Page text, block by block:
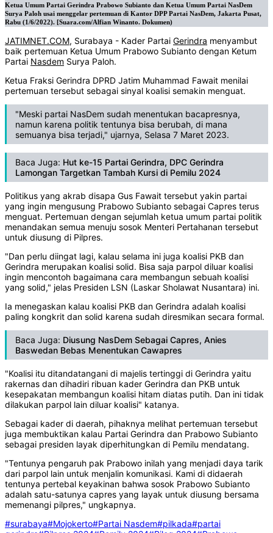
Ketua Umum Partai Gerindra Prabowo Subianto dan Ketua Umum Partai NasDem
Surya Paloh usai menggelar pertemuan di Kantor DPP Partai NasDem, Jakarta Pusat,
Rabu (1/6/2022). [Suara.com/Alfian Winanto. Dokumen)
JATIMNET.COM, Surabaya - Kader Partai Gerindra menyambut
baik pertemuan Ketua Umum Prabowo Subianto dengan Ketum
Partai Nasdem Surya Paloh.
Ketua Fraksi Gerindra DPRD Jatim Muhammad Fawait menilai
pertemuan tersebut sebagai sinyal koalisi semakin menguat.
"Meski partai NasDem sudah menentukan bacapresnya,
namun karena politik tentunya bisa berubah, di mana
semuanya bisa terjadi," ujarnya, Selasa 7 Maret 2023.
Baca Juga: Hut ke-15 Partai Gerindra, DPC Gerindra
Lamongan Targetkan Tambah Kursi di Pemilu 2024
Politikus yang akrab disapa Gus Fawait tersebut yakin partai
yang ingin mengusung Prabowo Subianto sebagai Capres terus
menguat. Pertemuan dengan sejumlah ketua umum partai politik
menandakan semua menuju sosok Menteri Pertahanan tersebut
untuk diusung di Pilpres.
"Dan perlu diingat lagi, kalau selama ini juga koalisi PKB dan
Gerindra merupakan koalisi solid. Bisa saja parpol diluar koalisi
ingin mencontoh bagaimana cara membangun sebuah koalisi
yang solid," jelas Presiden LSN (Laskar Sholawat Nusantara) ini.
Ia menegaskan kalau koalisi PKB dan Gerindra adalah koalisi
paling kongkrit dan solid karena sudah diresmikan secara formal.
Baca Juga: Diusung NasDem Sebagai Capres, Anies
Baswedan Bebas Menentukan Cawapres
"Koalisi itu ditandatangani di majelis tertinggi di Gerindra yaitu
rakernas dan dihadiri ribuan kader Gerindra dan PKB untuk
kesepakatan membangun koalisi hitam diatas putih. Dan ini tidak
dilakukan parpol lain diluar koalisi" katanya.
Sebagai kader di daerah, pihaknya melihat pertemuan tersebut
juga membuktikan kalau Partai Gerindra dan Prabowo Subianto
sebagai presiden layak diperhitungkan di Pemilu mendatang.
"Tentunya pengaruh pak Prabowo inilah yang menjadi daya tarik
dari parpol lain untuk menjalin komunikasi. Kami di didaerah
tentunya pertebal keyakinan bahwa sosok Prabowo Subianto
adalah satu-satunya capres yang layak untuk diusung bersama
memenangi pilpres," ungkapnya.
#surabaya#Mojokerto#Partai Nasdem#pilkada#partai